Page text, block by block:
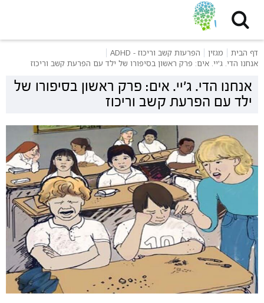
דף הבית מגזין
הפרעות קשב וריכוז - ADHD
אנחנו הדי. ג'יי. אים: פרק ראשון בסיפורו של ילד עם הפרעת קשב וריכוז
אנחנו הדי. ג'יי. אים: פרק ראשון בסיפורו של
ילד עם הפרעת קשב וריכוז